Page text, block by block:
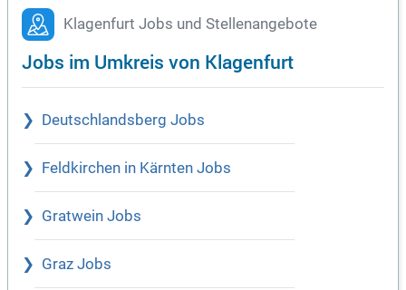
Klagenfurt Jobs und Stellenangebote
Jobs im Umkreis von Klagenfurt
Deutschlandsberg Jobs
Feldkirchen in Kärnten Jobs
Gratwein Jobs
Graz Jobs